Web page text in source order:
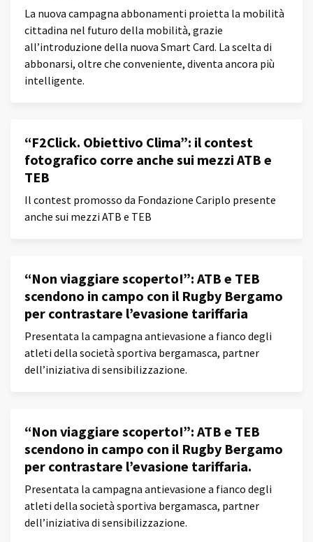
La nuova campagna abbonamenti proietta la mobilità
cittadina nel futuro della mobilità, grazie
all’introduzione della nuova Smart Card. La scelta di
abbonarsi, oltre che conveniente, diventa ancora più
intelligente.
“F2Click. Obiettivo Clima”: il contest
fotografico corre anche sui mezzi ATB e
TEB
Il contest promosso da Fondazione Cariplo presente
anche sui mezzi ATB e TEB
“Non viaggiare scoperto!”: ATB e TEB
scendono in campo con il Rugby Bergamo
per contrastare l’evasione tariffaria
Presentata la campagna antievasione a fianco degli
atleti della società sportiva bergamasca, partner
dell’iniziativa di sensibilizzazione.
“Non viaggiare scoperto!”: ATB e TEB
scendono in campo con il Rugby Bergamo
per contrastare l’evasione tariffaria.
Presentata la campagna antievasione a fianco degli
atleti della società sportiva bergamasca, partner
dell’iniziativa di sensibilizzazione.